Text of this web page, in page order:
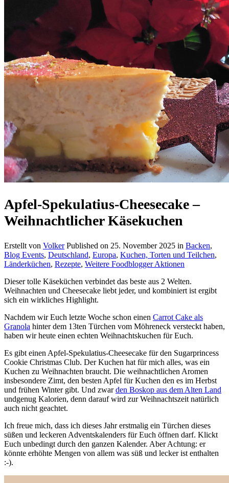
Apfel-Spekulatius-Cheesecake –
Weihnachtlicher Käsekuchen
Erstellt von Volker Published on 25. November 2025 in Backen,
Blog Events, Deutschland, Europa, Kuchen, Torten und Teilchen,
Länderküchen, Rezepte, Weitere Foodblogger Aktionen
Dieser tolle Käseküchen verbindet das beste aus 2 Welten.
Weihnachten und Cheesecake liebt jeder, und kombiniert ist ergibt
sich ein wirkliches Highlight.
Nachdem wir Euch letzte Woche schon einen Carrot Cake als
Granola hinter dem 13ten Türchen vom Möhreneck versteckt haben,
haben wir heute einen echten Weihnachtskuchen für Euch.
Es gibt einen Apfel-Spekulatius-Cheesecake für den Sugarprincess
Cookie Christmas Club. Der Kuchen hat für mich alles, was ein
Kuchen zu Weihnachten braucht. Die weihnachtlichen Aromen
insbesondere Zimt, den besten Apfel für Kuchen den es im Herbst
und frühen Winter gibt. Und zwarden Boskop aus dem Alten Land
undgenug Kalorien, denn darauf wird zur Weihnachtszeit natürlich
auch nicht geachtet.
Ich freue mich, dass ich dieses Jahr erstmalig ein Türchen dieses
süßen und leckeren Adventskalenders für Euch öffnen darf. Klickt
Euch unbedingt durch den ganzen Kalender. Aber Achtung: er
könnte erhöhte Mengen von allem was süß und lecker ist enthalten
:-).